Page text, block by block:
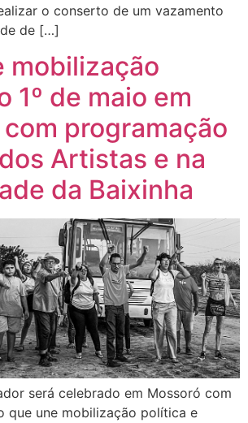
o conserto de um vazamento
de […]
mobilização
1º de maio em
programação
Artistas e na
da Baixinha
será celebrado em Mossoró com
que une mobilização política e